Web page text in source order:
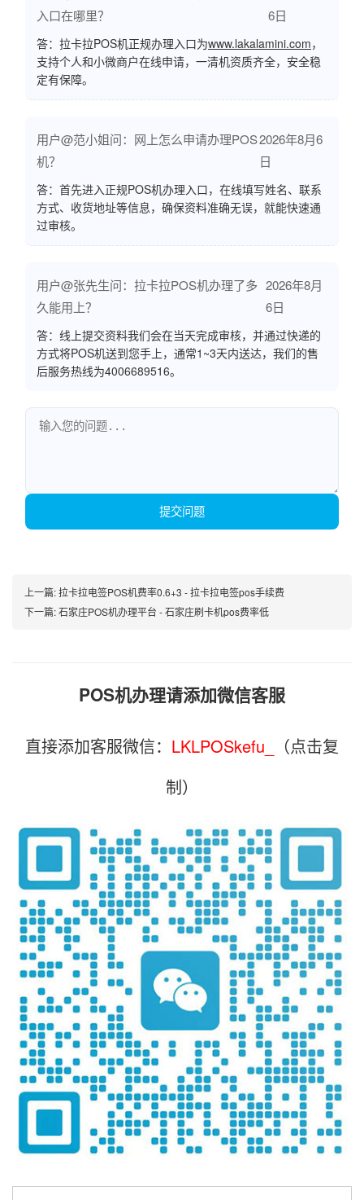
入口在哪里？
6日
答：拉卡拉POS机正规办理入口为www.lakalamini.com，
支持个人和小微商户在线申请，一清机资质齐全，安全稳
定有保障。
用户@范小姐问：网上怎么申请办理POS
机？
2026年8月6
日
答：首先进入正规POS机办理入口，在线填写姓名、联系
方式、收货地址等信息，确保资料准确无误，就能快速通
过审核。
用户@张先生问：拉卡拉POS机办理了多
久能用上？
2026年8月
6日
答：线上提交资料我们会在当天完成审核，并通过快递的
方式将POS机送到您手上，通常1~3天内送达，我们的售
后服务热线为4006689516。
提交问题
上一篇:拉卡拉电签POS机费率0.6+3 - 拉卡拉电签pos手续费
下一篇:石家庄POS机办理平台 - 石家庄刷卡机pos费率低
POS机办理请添加微信客服
直接添加客服微信： LKLPOSkefu_
（点击复
制）